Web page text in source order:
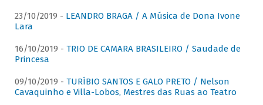
23/10/2019 - LEANDRO BRAGA / A Música de Dona Ivone
Lara
16/10/2019 - TRIO DE CAMARA BRASILEIRO / Saudade de
Princesa
09/10/2019 - TURÍBIO SANTOS E GALO PRETO / Nelson
Cavaquinho e Villa-Lobos, Mestres das Ruas ao Teatro